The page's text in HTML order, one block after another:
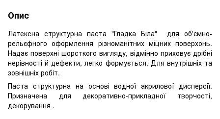
Опис
Латексна структурна паста "Гладка Біла" для об'ємно-
рельєфного оформлення різноманітних міцних поверхонь.
Надає поверхні шорсткого вигляду, відмінно приховує дрібні
нерівності й дефекти, легко формується. Для внутрішніх та
зовнішніх робіт.
Паста структурна на основі водної акрилової дисперсії.
Призначена для декоративно-прикладної творчості,
декорування .